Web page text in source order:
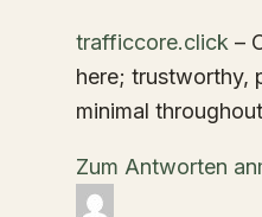
trafficcore.click –
here; trustworthy,
minimal
Zum Antworten